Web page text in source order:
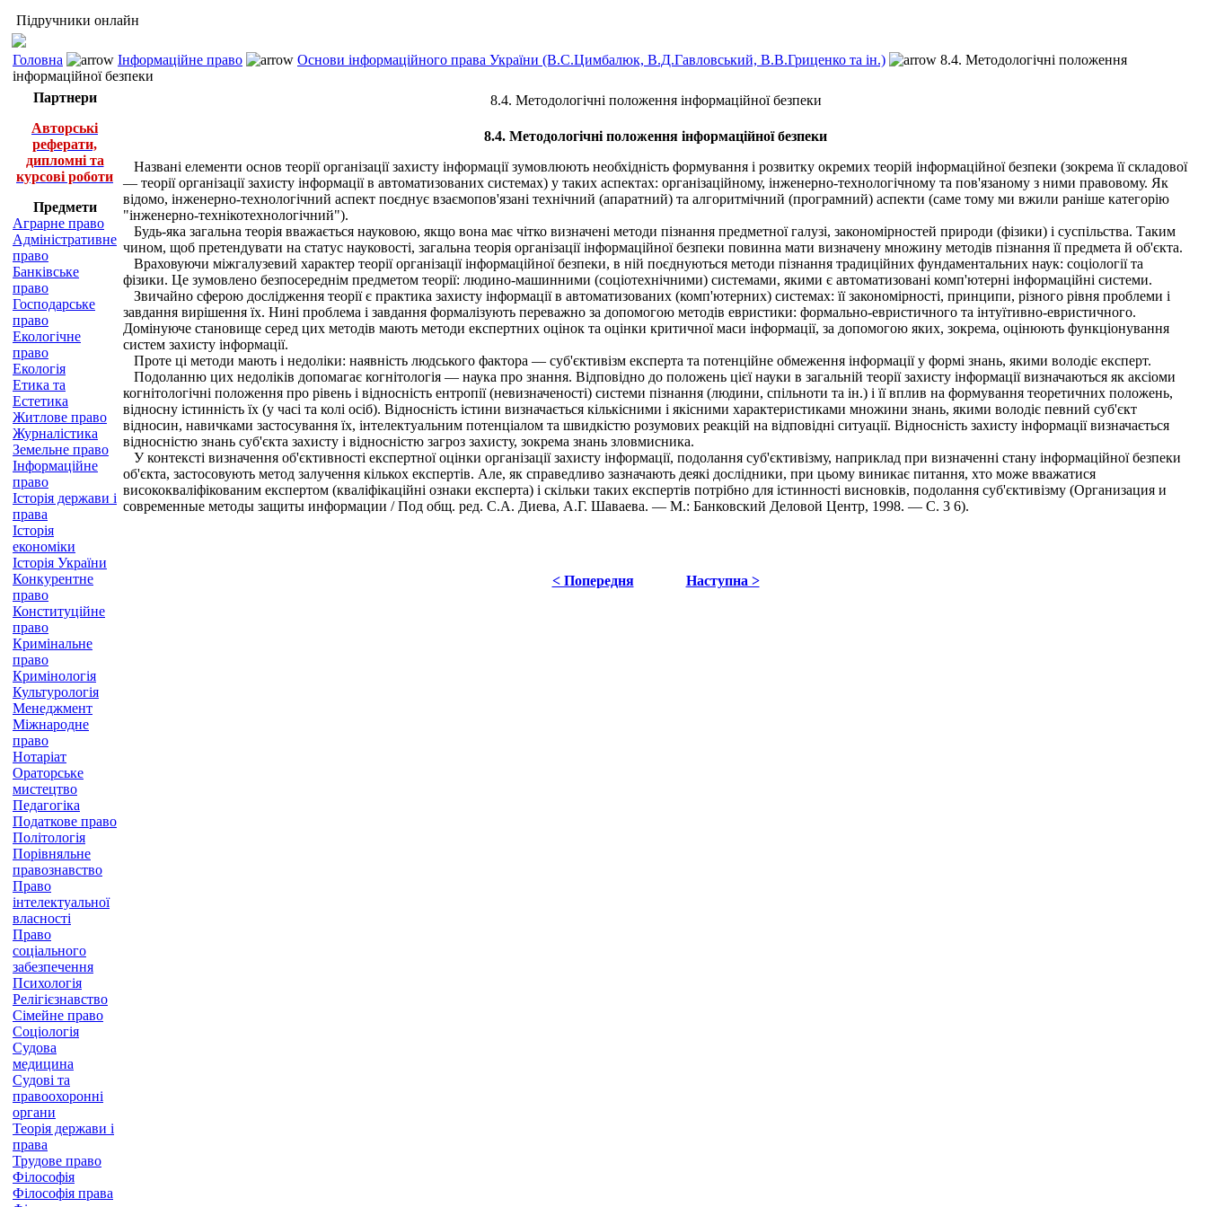
Підручники онлайн
Головна Інформаційне право Основи інформаційного права України (B.C.Цимбалюк, В.Д.Гавловський, В.В.Гриценко та ін.)
8.4. Методологічні положення
інформаційної безпеки
Партнери
Авторські
реферати,
дипломні та
курсові роботи
Предмети
Аграрне право
Адміністративне
право
Банківське
право
Господарське
право
Екологічне
право
Екологія
Етика та
Естетика
Житлове право
Журналістика
Земельне право
Інформаційне
право
Історія держави і
права
Історія
економіки
Історія України
Конкурентне
право
Конституційне
право
Кримінальне
право
Кримінологія
Культурологія
Менеджмент
Міжнародне
право
Нотаріат
Ораторське
мистецтво
Педагогіка
Податкове право
Політологія
Порівняльне
правознавство
Право
інтелектуальної
власності
Право
соціального
забезпечення
Психологія
Релігієзнавство
Сімейне право
Соціологія
Судова
медицина
Судові та
правоохоронні
органи
Теорія держави і
права
Трудове право
Філософія
Філософія права
8.4. Методологічні положення інформаційної безпеки
8.4. Методологічні положення інформаційної безпеки
Названі елементи основ теорії організації захисту інформації зумовлюють необхідність формування і розвитку окремих теорій інформаційної безпеки (зокрема її складової
— теорії організації захисту інформації в автоматизованих системах) у таких аспектах: організаційному, інженерно-технологічному та пов'язаному з ними правовому. Як
відомо, інженерно-технологічний аспект поєднує взаємопов'язані технічний (апаратний) та алгоритмічний (програмний) аспекти (саме тому ми вжили раніше категорію
"інженерно-технікотехнологічний").
Будь-яка загальна теорія вважається науковою, якщо вона має чітко визначені методи пізнання предметної галузі, закономірностей природи (фізики) і суспільства. Таким
чином, щоб претендувати на статус науковості, загальна теорія організації інформаційної безпеки повинна мати визначену множину методів пізнання її предмета й об'єкта.
Враховуючи міжгалузевий характер теорії організації інформаційної безпеки, в ній поєднуються методи пізнання традиційних фундаментальних наук: соціології та
фізики. Це зумовлено безпосереднім предметом теорії: людино-машинними (соціотехнічними) системами, якими є автоматизовані комп'ютерні інформаційні системи.
Звичайно сферою дослідження теорії є практика захисту інформації в автоматизованих (комп'ютерних) системах: її закономірності, принципи, різного рівня проблеми і
завдання вирішення їх. Нині проблема і завдання формалізують переважно за допомогою методів евристики: формально-евристичного та інтуїтивно-евристичного.
Домінуюче становище серед цих методів мають методи експертних оцінок та оцінки критичної маси інформації, за допомогою яких, зокрема, оцінюють функціонування
систем захисту інформації.
Проте ці методи мають і недоліки: наявність людського фактора — суб'єктивізм експерта та потенційне обмеження інформації у формі знань, якими володіє експерт.
Подоланню цих недоліків допомагає когнітологія — наука про знання. Відповідно до положень цієї науки в загальній теорії захисту інформації визначаються як аксіоми
когнітологічні положення про рівень і відносність ентропії (невизначеності) системи пізнання (людини, спільноти та ін.) і її вплив на формування теоретичних положень,
відносну істинність їх (у часі та колі осіб). Відносність істини визначається кількісними і якісними характеристиками множини знань, якими володіє певний суб'єкт
відносин, навичками застосування їх, інтелектуальним потенціалом та швидкістю розумових реакцій на відповідні ситуації. Відносність захисту інформації визначається
відносністю знань суб'єкта захисту і відносністю загроз захисту, зокрема знань зловмисника.
У контексті визначення об'єктивності експертної оцінки організації захисту інформації, подолання суб'єктивізму, наприклад при визначенні стану інформаційної безпеки
об'єкта, застосовують метод залучення кількох експертів. Але, як справедливо зазначають деякі дослідники, при цьому виникає питання, хто може вважатися
висококваліфікованим експертом (кваліфікаційні ознаки експерта) і скільки таких експертів потрібно для істинності висновків, подолання суб'єктивізму (Организация и
современные методы защиты информации / Под общ. ред. С.А. Диева, А.Г. Шаваева. — М.: Банковский Деловой Центр, 1998. — С. 3 6).
< Попередня Наступна >